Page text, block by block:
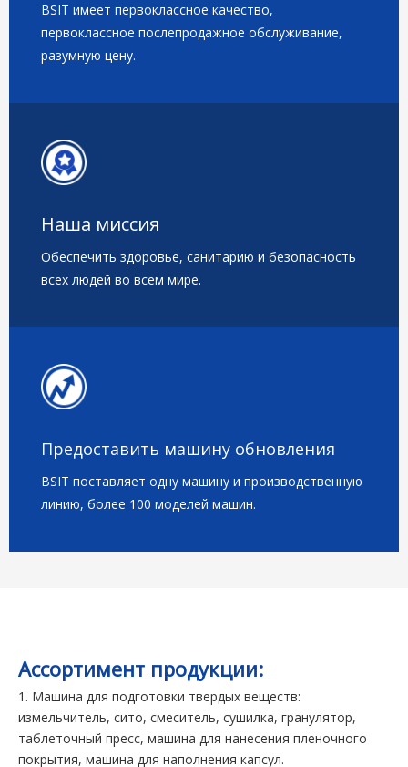
BSIT имеет первоклассное качество,
первоклассное послепродажное обслуживание,
разумную цену.
Наша миссия
Обеспечить здоровье, санитарию и безопасность
всех людей во всем мире.
Предоставить машину обновления
BSIT поставляет одну машину и производственную
линию, более 100 моделей машин.
Ассортимент продукции:
1. Машина для подготовки твердых веществ:
измельчитель, сито, смеситель, сушилка, гранулятор,
таблеточный пресс, машина для нанесения пленочного
покрытия, машина для наполнения капсул.